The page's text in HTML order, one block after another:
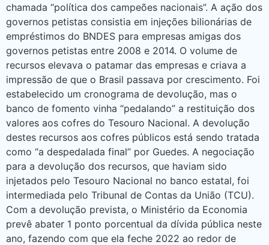
chamada “política dos campeões nacionais”. A ação dos
governos petistas consistia em injeções bilionárias de
empréstimos do BNDES para empresas amigas dos
governos petistas entre 2008 e 2014. O volume de
recursos elevava o patamar das empresas e criava a
impressão de que o Brasil passava por crescimento. Foi
estabelecido um cronograma de devolução, mas o
banco de fomento vinha “pedalando” a restituição dos
valores aos cofres do Tesouro Nacional. A devolução
destes recursos aos cofres públicos está sendo tratada
como “a despedalada final” por Guedes. A negociação
para a devolução dos recursos, que haviam sido
injetados pelo Tesouro Nacional no banco estatal, foi
intermediada pelo Tribunal de Contas da União (TCU).
Com a devolução prevista, o Ministério da Economia
prevê abater 1 ponto porcentual da dívida pública neste
ano, fazendo com que ela feche 2022 ao redor de